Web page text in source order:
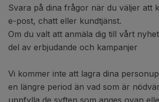
Svara på dina frågor när du väljer att
e-post, chatt eller kundtjänst.
Om du valt att anmäla dig till vårt
del av erbjudande och kampanjer
Vi kommer inte att lagra dina
en längre period än vad som är
uppfylla de syften som anges ovan